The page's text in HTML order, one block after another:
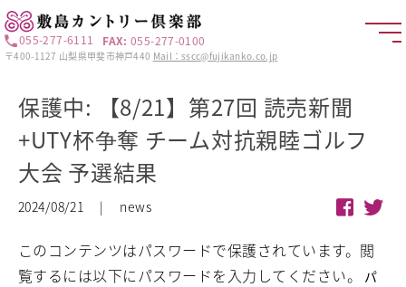
055-277-6111 FAX: 055-277-0100
〒400-1127 山梨県甲斐市神戸440 Mail：sscc@fujikanko.co.jp
保護中: 【8/21】第27回 読売新聞
+UTY杯争奪 チーム対抗親睦ゴルフ
大会 予選結果
2024/08/21 | news
このコンテンツはパスワードで保護されています。閲
覧するには以下にパスワードを入力してください。
パ